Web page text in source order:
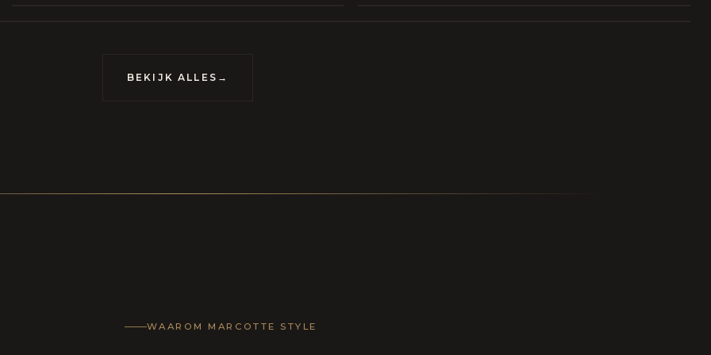
BEKIJK ALLES →
WAAROM MARCOTTE STYLE